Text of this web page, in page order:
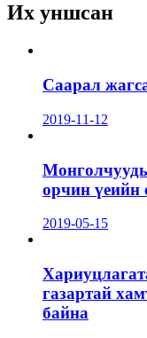
Их уншсан
Саарал
2019-11-12
орчин үеийн
2019-05-15
газартай
байна